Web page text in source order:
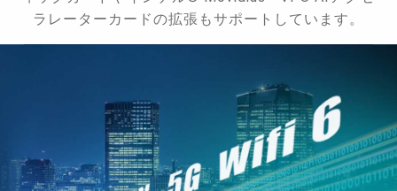
ラレーターカードの拡張もサポートしています。